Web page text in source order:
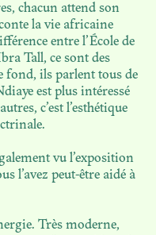
chacun attend son
la vie africaine
entre l’École de
Tall, ce sont des
fond, ils parlent tous de
est plus intéressé
c’est l’esthétique
vu l’exposition
l’avez peut-être aidé à
Très moderne,